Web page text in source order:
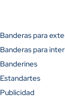
Banderas para
Banderas para
Banderines
Estandartes
Publicidad